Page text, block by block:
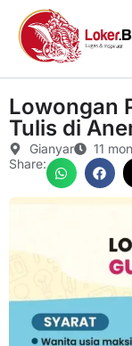
Lowongan
Tulis di
Gianyar
11
Share: